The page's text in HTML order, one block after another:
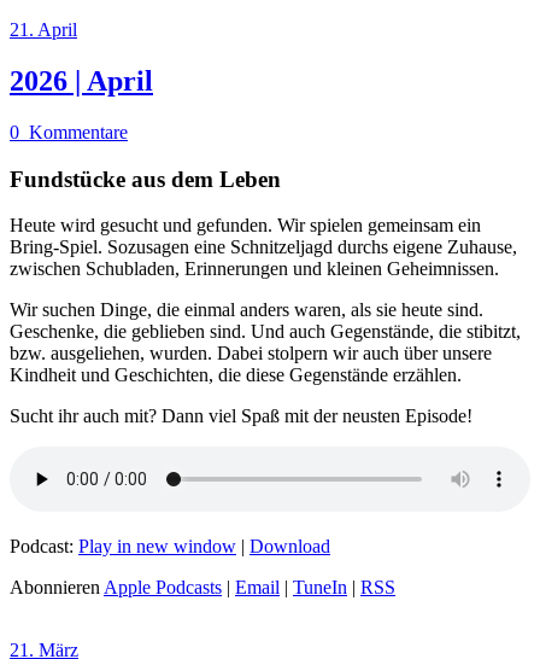
21. April
2026 | April
0 Kommentare
Fundstücke aus dem Leben
Heute wird gesucht und gefunden. Wir spielen gemeinsam ein
Bring-Spiel. Sozusagen eine Schnitzeljagd durchs eigene Zuhause,
zwischen Schubladen, Erinnerungen und kleinen Geheimnissen.
Wir suchen Dinge, die einmal anders waren, als sie heute sind.
Geschenke, die geblieben sind. Und auch Gegenstände, die stibitzt,
bzw. ausgeliehen, wurden. Dabei stolpern wir auch über unsere
Kindheit und Geschichten, die diese Gegenstände erzählen.
Sucht ihr auch mit? Dann viel Spaß mit der neusten Episode!
Podcast: Play in new window | Download
Abonnieren Apple Podcasts | Email | TuneIn | RSS
21. März